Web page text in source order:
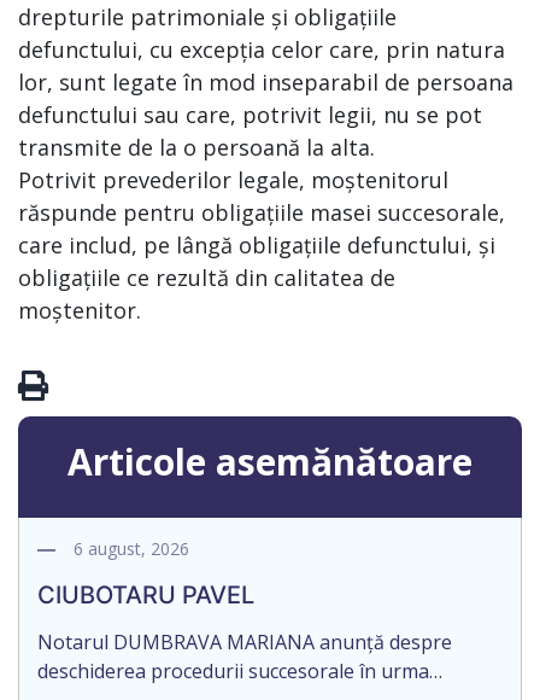
drepturile patrimoniale și obligațiile
defunctului, cu excepția celor care, prin natura
lor, sunt legate în mod inseparabil de persoana
defunctului sau care, potrivit legii, nu se pot
transmite de la o persoană la alta.
Potrivit prevederilor legale, moștenitorul
răspunde pentru obligațiile masei succesorale,
care includ, pe lângă obligațiile defunctului, și
obligațiile ce rezultă din calitatea de
moștenitor.
Articole asemănătoare
6 august, 2026
CIUBOTARU PAVEL
Notarul DUMBRAVA MARIANA anunță despre
deschiderea procedurii succesorale în urma